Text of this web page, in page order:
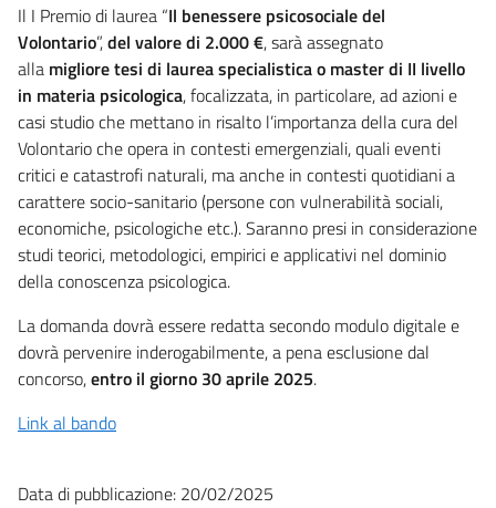
Il I Premio di laurea “Il benessere psicosociale del
Volontario”,del valore di 2.000 €, sarà assegnato
alla migliore tesi di laurea specialistica o master di II livello
in materia psicologica, focalizzata, in particolare, ad azioni e
casi studio che mettano in risalto l’importanza della cura del
Volontario che opera in contesti emergenziali, quali eventi
critici e catastrofi naturali, ma anche in contesti quotidiani a
carattere socio-sanitario (persone con vulnerabilità sociali,
economiche, psicologiche etc.). Saranno presi in considerazione
studi teorici, metodologici, empirici e applicativi nel dominio
della conoscenza psicologica.
La domanda dovrà essere redatta secondo modulo digitale e
dovrà pervenire inderogabilmente, a pena esclusione dal
concorso,entro il giorno 30 aprile 2025.
Link al bando
Data di pubblicazione: 20/02/2025